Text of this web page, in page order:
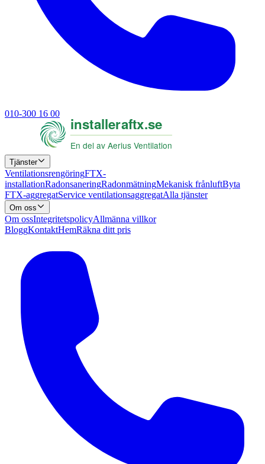
010-300 16 00
Tjänster
VentilationsrengöringFTX-
installationRadonsaneringRadonmätningMekanisk frånluftByta
FTX-aggregatService ventilationsaggregatAlla tjänster
Om oss
Om ossIntegritetspolicyAllmänna villkor
BloggKontaktHemRäkna ditt pris